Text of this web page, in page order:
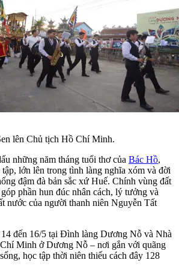
lên Chủ tịch Hồ Chí Minh.
những năm tháng tuổi thơ của Bác Hồ,
lớn lên trong tình làng nghĩa xóm và đời
đậm đà bản sắc xứ Huế. Chính vùng đất
phần hun đúc nhân cách, lý tưởng và
nước của người thanh niên Nguyễn Tất
đến 16/5 tại Đình làng Dương Nỗ và Nhà
Minh ở Dương Nỗ – nơi gắn với quãng
học tập thời niên thiếu cách đây 128